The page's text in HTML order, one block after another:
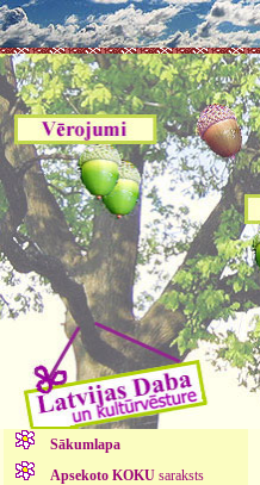
Sākumlapa
Apsekoto KOKUsaraksts